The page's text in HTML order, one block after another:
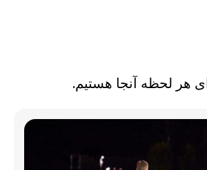
هر لحظه آنجا هستیم.